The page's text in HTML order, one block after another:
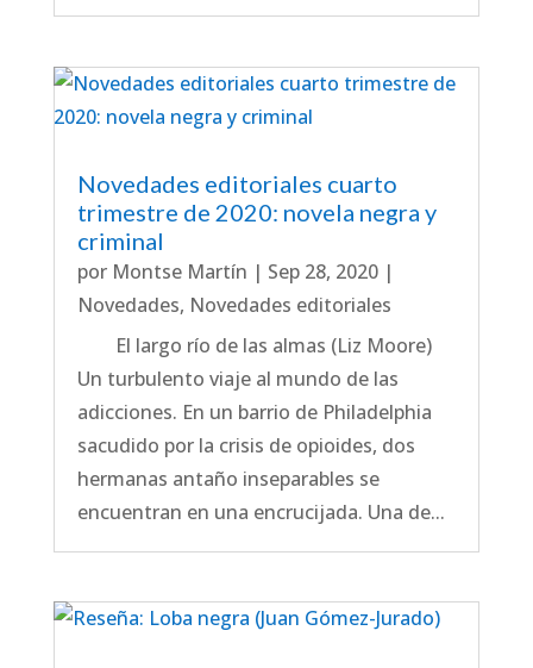
Novedades editoriales cuarto
trimestre de 2020: novela negra y
criminal
por Montse Martín | Sep 28, 2020|
Novedades, Novedades editoriales
El largo río de las almas (Liz Moore)
Un turbulento viaje al mundo de las
adicciones. En un barrio de Philadelphia
sacudido por la crisis de opioides, dos
hermanas antaño inseparables se
encuentran en una encrucijada. Una de...